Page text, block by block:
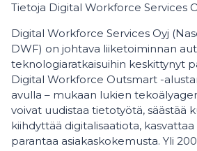
Tietoja Digital Workforce Services
Digital Workforce Services Oyj
DWF) on johtava liiketoiminnan
teknologiaratkaisuihin keskittynyt
Digital Workforce Outsmart -
avulla – mukaan lukien
voivat uudistaa tietotyötä, säästää
kiihdyttää digitalisaatiota,
parantaa asiakaskokemusta. Yli